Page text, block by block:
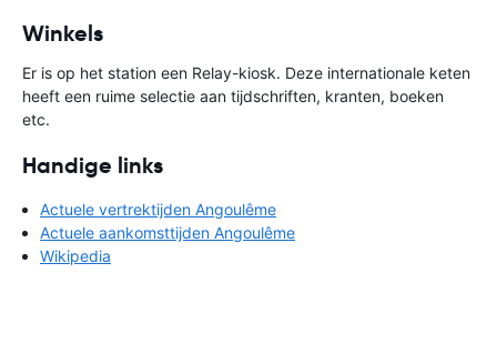
Winkels
Er is op het station een Relay-kiosk. Deze internationale keten
heeft een ruime selectie aan tijdschriften, kranten, boeken
etc.
Handige links
Actuele vertrektijden Angoulême
Actuele aankomsttijden Angoulême
Wikipedia